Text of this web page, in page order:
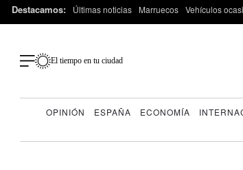
Destacamos: Últimas noticias Marruecos Vehículos
El tiempo en tu ciudad
OPINIÓN ESPAÑA ECONOMÍA